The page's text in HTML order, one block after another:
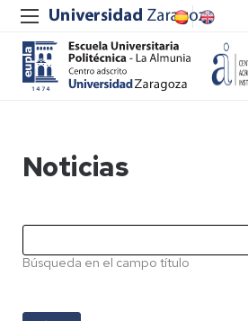
Noticias
Búsqueda en el campo título